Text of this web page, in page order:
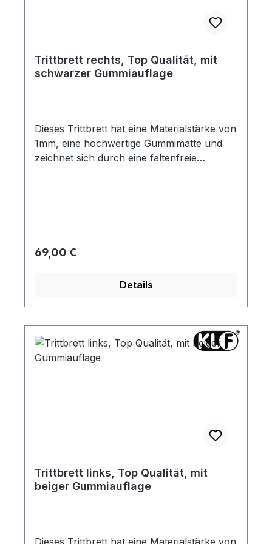
Trittbrett rechts, Top Qualität, mit
schwarzer Gummiauflage
Dieses Trittbrett hat eine Materialstärke von
1mm, eine hochwertige Gummimatte und
zeichnet sich durch eine faltenfreie
Zierleiste einzusetzen. Dieses Trittbrett ist
mit den preiswerten Repros nicht zu
Klammern für Ihr Baujahr finden Sie in der
Rubrik "Zierleisten".
Regulärer Preis:
69,00 €
Details
Trittbrett links, Top Qualität, mit
beiger Gummiauflage
Dieses Trittbrett hat eine Materialstärke von